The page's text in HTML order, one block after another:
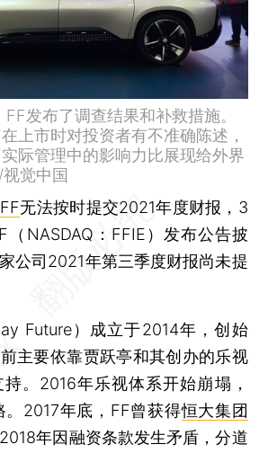
发布了调查结果和补救措施。
上市时对投资者有不准确陈述，
际管理中的影响力比展现给外界
觉中国
FF无法按时提交2021年度财报，3
（NASDAQ：FFIE）发布公告披
公司2021年第三季度财报尚未提
Future）成立于2014年，创始
前主要依靠贾跃亭和其创办的乐视
。2016年乐视体系开始崩塌，
。2017年底，FF曾获得恒大集团
年因融资条款发生矛盾，分道